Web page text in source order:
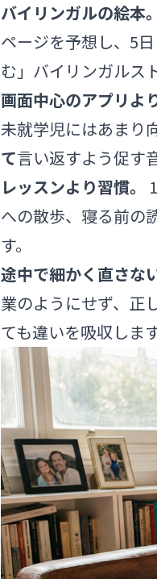
バイリンガルの絵本。
ページを予想し、5
む」バイリンガルス
画面中心のアプリよ
未就学児にはあまり
て言い返すよう促す
レッスンより習慣。
への散歩、寝る前の
す。
途中で細かく直さない
業のようにせず、正
ても違いを吸収します